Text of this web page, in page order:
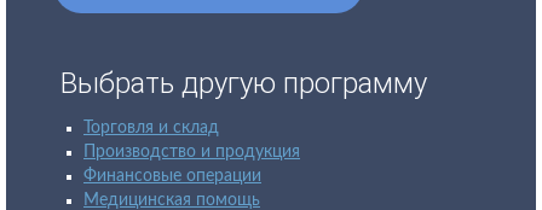
Выбрать другую программу
Торговля и склад
Производство и продукция
Финансовые операции
Медицинская помощь